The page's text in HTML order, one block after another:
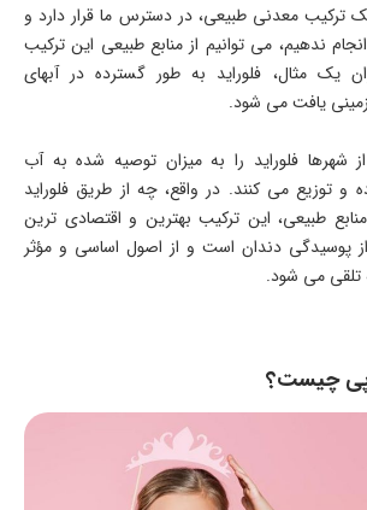
یک ترکیب معدنی طبیعی، در دسترس ما قرار دارد و
ندهیم، می‌ توانیم از منابع طبیعی این ترکیب
یک مثال، فلوراید به طور گسترده در آبهای
یافت می‌ شود.
شهرها فلوراید را به میزان توصیه شده به آب
و توزیع می‌ کنند. در واقع، چه از طریق فلوراید
طبیعی، این ترکیب بهترین و اقتصادی‌ ترین
پوسیدگی دندان است و از اصول اساسی و مؤثر
تلقی می‌ شود.
چیست؟